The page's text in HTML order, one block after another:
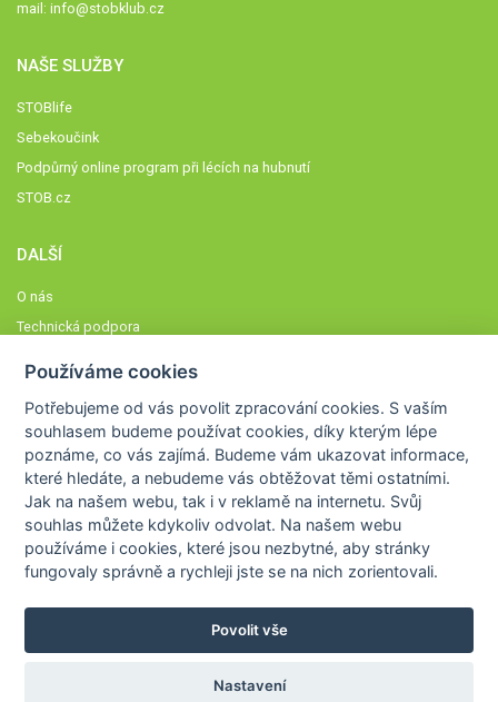
mail: info@stobklub.cz
NAŠE SLUŽBY
STOBlife
Sebekoučink
Podpůrný online program při lécích na hubnutí
STOB.cz
DALŠÍ
O nás
Technická podpora
Členové STOBklubu
Zásady nakládání s osobními údaji
Otestujte se
Spočítejte si
Výzva 52
WWW.HRAVEZIJZDRAVE.CZ
Používáme cookies
Potřebujeme od vás povolit zpracování cookies. S vaším
souhlasem budeme používat cookies, díky kterým lépe
poznáme,co vás zajímá. Budeme vám ukazovat informace,
které hledáte, a nebudeme vás obtěžovat těmi ostatními.
Jak na našem webu, tak i v reklamě na internetu. Svůj
souhlas můžete kdykoliv odvolat. Na našem webu
používáme i cookies, které jsou nezbytné, aby stránky
fungovaly správně a rychleji jste se na nich zorientovali.
Povolit vše
Nastavení